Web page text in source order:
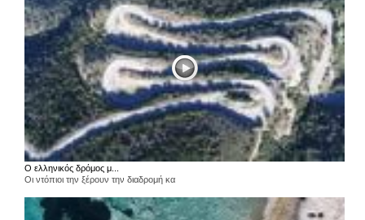
Ο ελληνικός δρόμος μ...
Οι ντόπιοι την ξέρουν την διαδρομή κα